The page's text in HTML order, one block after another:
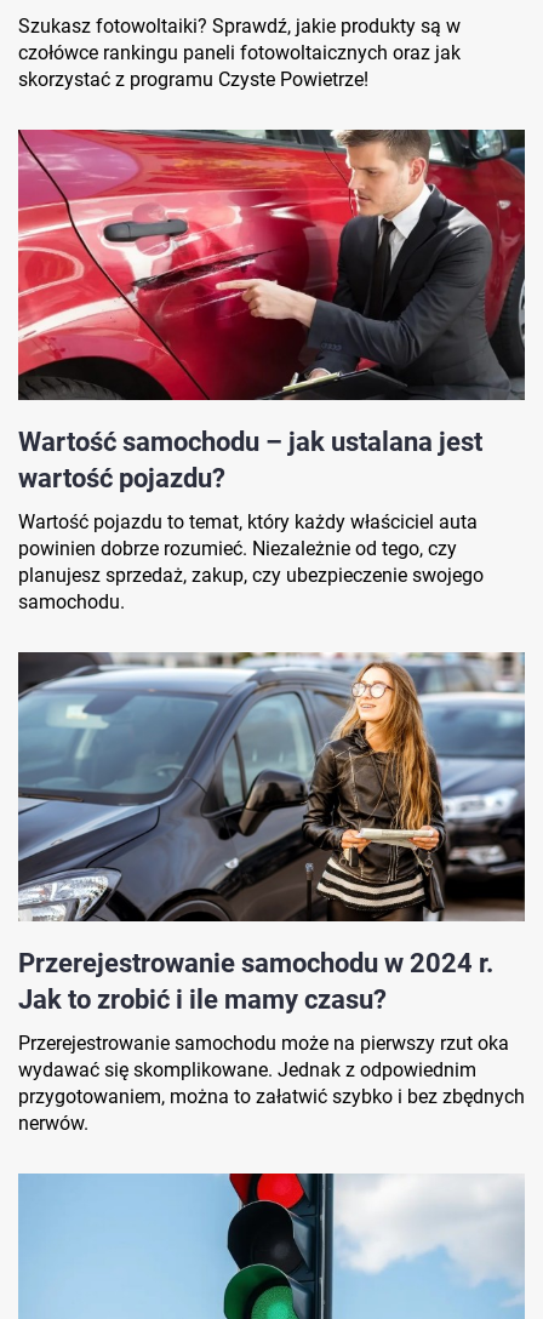
Szukasz fotowoltaiki? Sprawdź, jakie produkty są w
czołówce rankingu paneli fotowoltaicznych oraz jak
skorzystać z programu Czyste Powietrze!
Wartość samochodu – jak ustalana jest
wartość pojazdu?
Wartość pojazdu to temat, który każdy właściciel auta
powinien dobrze rozumieć. Niezależnie od tego, czy
planujesz sprzedaż, zakup, czy ubezpieczenie swojego
samochodu.
Przerejestrowanie samochodu w 2024 r.
Jak to zrobić i ile mamy czasu?
Przerejestrowanie samochodu może na pierwszy rzut oka
wydawać się skomplikowane. Jednak z odpowiednim
przygotowaniem, można to załatwić szybko i bez zbędnych
nerwów.